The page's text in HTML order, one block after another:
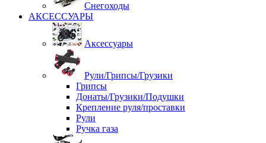
Снегоходы
АКСЕССУАРЫ
Аксессуары
Рули/Грипсы/Грузики
Грипсы
Донаты/Грузики/Подушки
Крепление руля/проставки
Рули
Ручка газа